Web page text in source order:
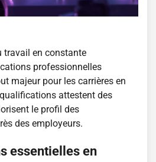
travail en constante
professionnelles
majeur pour les carrières en
attestent des
le profil des
des employeurs.
essentielles en